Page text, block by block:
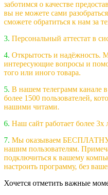
заботимся о качестве
вы не можете сами
сможете обратиться к нам за
3. Персональный аттестат в
4. Открытость и надёжность.
интересующие вопросы и
того или иного товара.
5. В нашем телеграмм канале
более 1500 пользователей,
нашими читами.
6. Наш сайт работает более 3х
7. Мы оказываем
нашим пользователям.
подключиться к вашему
настроить программу, без
Хочется отметить важные